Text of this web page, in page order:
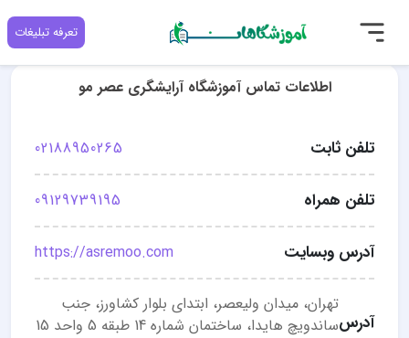
تعرفه تبلیغات
اطلاعات تماس آموزشگاه آرایشگری عصر مو
تلفن ثابت 02188950265
تلفن همراه 09129739195
آدرس وبسایت https://asremoo.com
آدرس
تهران، میدان ولیعصر، ابتدای بلوار کشاورز، جنب
ساندویچ هایدا، ساختمان شماره 14 طبقه 5 واحد 15